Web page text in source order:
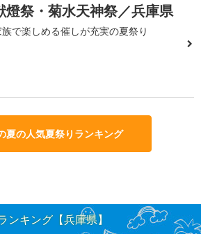
燈祭・菊水天神祭／兵庫県
族で楽しめる催しが充実の夏祭り
夏の人気夏祭りランキング
ンキング【兵庫県】